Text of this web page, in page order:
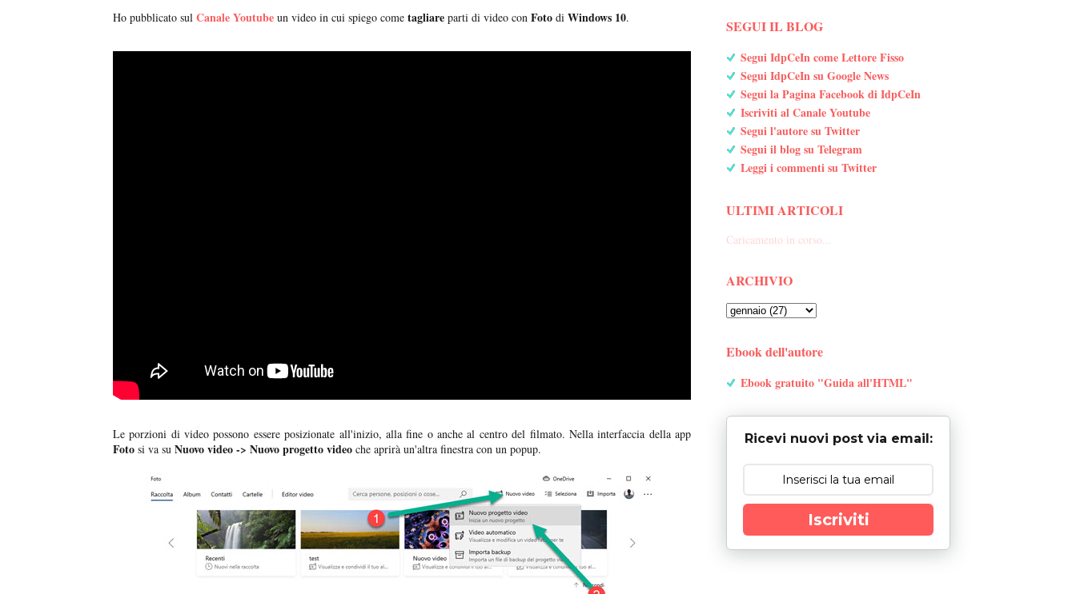
Ho pubblicato sul Canale Youtube un video in cui spiego come tagliare parti di video con Foto di Windows 10.
Le porzioni di video possono essere posizionate all'inizio, alla fine o anche al centro del filmato. Nella interfaccia della app
Foto si va su Nuovo video -> Nuovo progetto video che aprirà un'altra finestra con un popup.
SEGUI IL BLOG
Segui IdpCeIn come Lettore Fisso
Segui IdpCeIn su Google News
Segui la Pagina Facebook di IdpCeIn
Iscriviti al Canale Youtube
Segui l'autore su Twitter
Segui il blog su Telegram
Leggi i commenti su Twitter
ULTIMI ARTICOLI
Caricamento in corso...
ARCHIVIO
Ebook dell'autore
Ebook gratuito "Guida all'HTML"
Ricevi nuovi post via email:
Iscriviti